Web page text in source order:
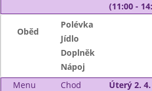
(11:00 -
Oběd
Polévka
Jídlo
Doplněk
Nápoj
Menu
Chod Úterý 2.